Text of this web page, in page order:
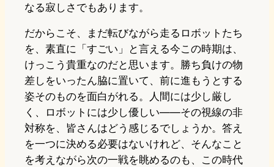
なる寂しさでもあります。
だからこそ、まだ転びながら走るロボットたち
を、素直に「すごい」と言える今この時期は、
けっこう貴重なのだと思います。勝ち負けの物
差しをいったん脇に置いて、前に進もうとする
姿そのものを面白がれる。人間には少し厳し
く、ロボットには少し優しい——その視線の非
対称を、皆さんはどう感じるでしょうか。答え
を一つに決める必要はないけれど、そんなこと
を考えながら次の一戦を眺めるのも、この時代